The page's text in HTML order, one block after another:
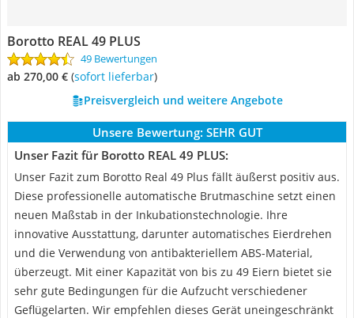
Borotto REAL 49 PLUS
49 Bewertungen
ab 270,00 € ( Sofort lieferbar)
Preisvergleich und weitere Angebote
Unsere Bewertung: SEHR GUT
Unser Fazit für Borotto REAL 49 PLUS:
Unser Fazit zum Borotto Real 49 Plus fällt äußerst positiv aus.
Diese professionelle automatische Brutmaschine setzt einen
neuen Maßstab in der Inkubationstechnologie. Ihre
innovative Ausstattung, darunter automatisches Eierdrehen
und die Verwendung von antibakteriellem ABS-Material,
überzeugt. Mit einer Kapazität von bis zu 49 Eiern bietet sie
sehr gute Bedingungen für die Aufzucht verschiedener
Geflügelarten. Wir empfehlen dieses Gerät uneingeschränkt